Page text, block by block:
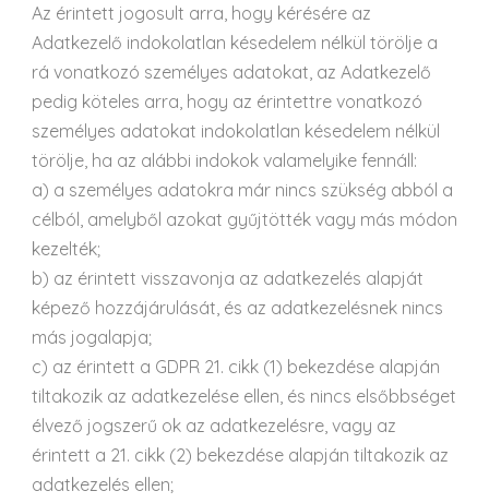
Az érintett jogosult arra, hogy kérésére az
Adatkezelő indokolatlan késedelem nélkül törölje a
rá vonatkozó személyes adatokat, az Adatkezelő
pedig köteles arra, hogy az érintettre vonatkozó
személyes adatokat indokolatlan késedelem nélkül
törölje, ha az alábbi indokok valamelyike fennáll:
a) a személyes adatokra már nincs szükség abból a
célból, amelyből azokat gyűjtötték vagy más módon
kezelték;
b) az érintett visszavonja az adatkezelés alapját
képező hozzájárulását, és az adatkezelésnek nincs
más jogalapja;
c) az érintett a GDPR 21. cikk (1) bekezdése alapján
tiltakozik az adatkezelése ellen, és nincs elsőbbséget
élvező jogszerű ok az adatkezelésre, vagy az
érintett a 21. cikk (2) bekezdése alapján tiltakozik az
adatkezelés ellen;